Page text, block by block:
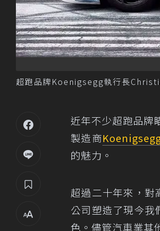
超跑品牌Koenigsegg執行長
近年不少超跑品牌
製造商
的魅力。
超過二十年來，對
公司塑造了現今我
色。儘管汽車業其